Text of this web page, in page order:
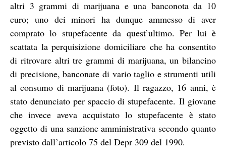
altri 3 grammi di marijuana e una banconota da 10
euro; uno dei minori ha dunque ammesso di aver
comprato lo stupefacente da quest’ultimo. Per lui è
scattata la perquisizione domiciliare che ha consentito
di ritrovare altri tre grammi di marijuana, un bilancino
di precisione, banconate di vario taglio e strumenti utili
al consumo di marijuana (foto). Il ragazzo, 16 anni, è
stato denunciato per spaccio di stupefacente. Il giovane
che invece aveva acquistato lo stupefacente è stato
oggetto di una sanzione amministrativa secondo quanto
previsto dall’articolo 75 del Depr 309 del 1990.